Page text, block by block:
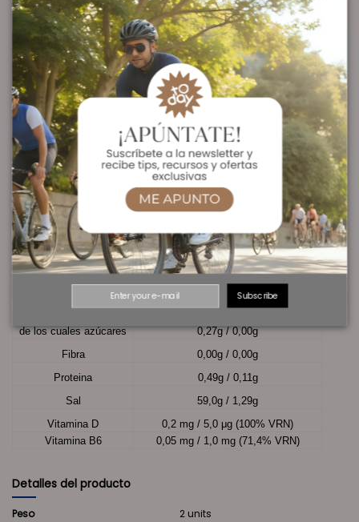
Formato en Monodosis, cápsulas individuales.
Ver Oferta en Amazon
INGREDIENTES:
Cloruro de sodio, citrato de magnesio, cloruro de potasio, polvo de
Jengibre (zingiber officinalis roscoe), gluconato de magnesio, citrato de
potasio, antiaglomerante (estearato de magnesio), citrato tricálcico,
gluconato de calcio, antiaglomerante (dióxido de silicio), vitamina D
(colecalciferol) y vitamina B6 (clorhidrato de piridoxina). Cápsula vegetal
transparente (hidroxipropilmetilcelulosa).
Información nutricional
Por 100 gr/2 caps
Valor energético
(522,5 kJ) 125 kcal / (11,5 kJ) 2,5 kcal
Grasas
0,86g / 0,02g
de las cuales saturadas
0,78g / 0,02g
Hidratos de carbono
28,7g / 0,06g
de los cuales azúcares
0,27g / 0,00g
Fibra
0,00g / 0,00g
Proteina
0,49g / 0,11g
Sal
59,0g / 1,29g
Vitamina D
0,2 mg / 5,0 μg (100% VRN)
Vitamina B6
0,05 mg / 1,0 mg (71,4% VRN)
Detalles del producto
Peso 2 units
Subscribe